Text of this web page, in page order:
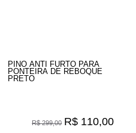
PINO ANTI FURTO PARA
PONTEIRA DE REBOQUE
PRETO
R$ 299,00 R$ 110,00